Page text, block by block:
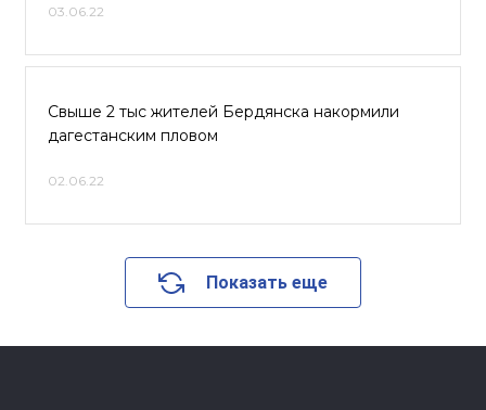
03.06.22
Свыше 2 тыс жителей Бердянска накормили
дагестанским пловом
02.06.22
Показать еще